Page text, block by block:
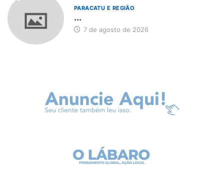
PARACATU E REGIÃO
...
7 de agosto de 2026